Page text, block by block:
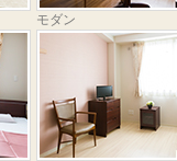
モダン